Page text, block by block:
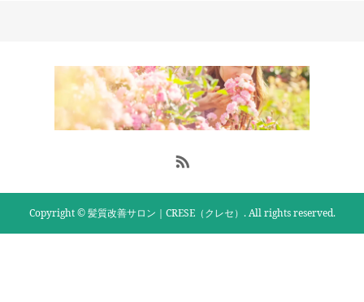
Copyright © 髪質改善サロン｜CRESE（クレセ）. All rights reserved.